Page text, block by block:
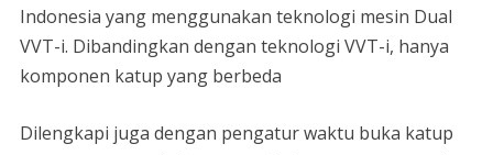
Indonesia yang menggunakan teknologi mesin Dual
VVT-i. Dibandingkan dengan teknologi VVT-i, hanya
komponen katup yang berbeda
Dilengkapi juga dengan pengatur waktu buka katup